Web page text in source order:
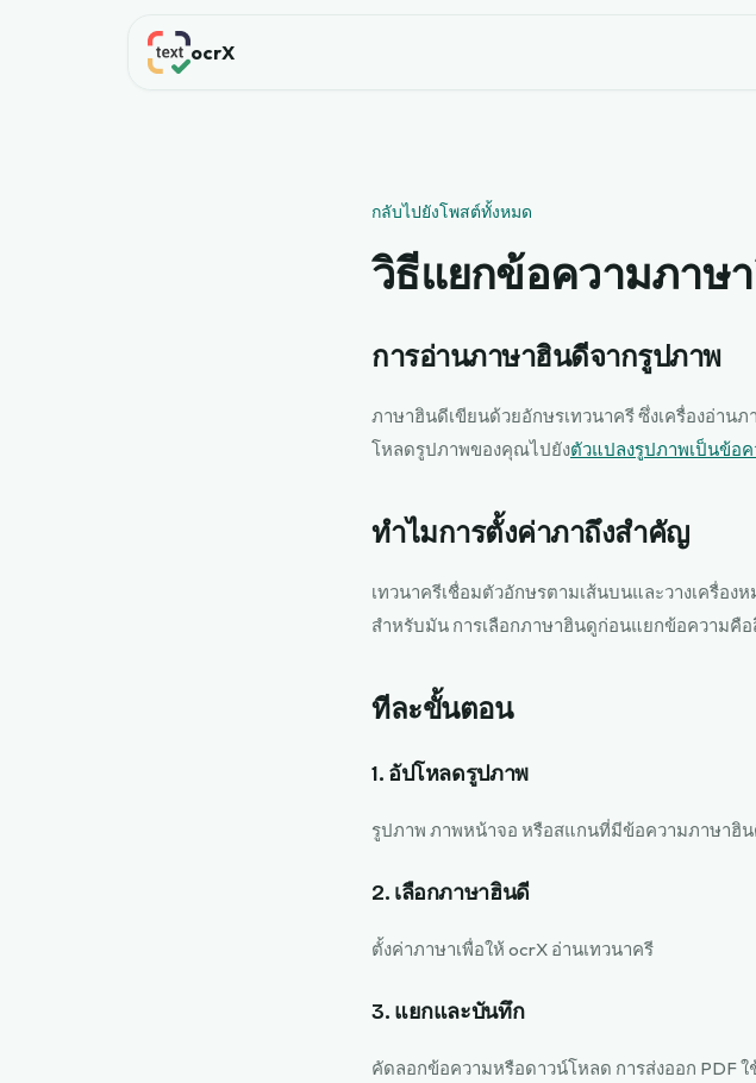
ocrX
กลับไปยังโพสต์ทั้งหมด
วิธีแยกข้อความภาษ
การอ่านภาษาฮินดีจากรูปภาพ
ภาษาฮินดีเขียนด้วยอักษรเทวนาครี ซึ่งเครื่องอ่าน
โหลดรูปภาพของคุณไปยังตัวแปลงรูปภาพเป็นข้อค
ทำไมการตั้งค่าภาถึงสำคัญ
เทวนาครีเชื่อมตัวอักษรตามเส้นบนและวางเครื่อง
สำหรับมัน การเลือกภาษาฮินดูก่อนแยกข้อความคื
ทีละขั้นตอน
1. อัปโหลดรูปภาพ
รูปภาพ ภาพหน้าจอ หรือสแกนที่มีข้อความภาษาฮิ
2. เลือกภาษาฮินดี
ตั้งค่าภาษาเพื่อให้ ocrX อ่านเทวนาครี
3. แยกและบันทึก
คัดลอกข้อความหรือดาวน์โหลด การส่งออก PDF